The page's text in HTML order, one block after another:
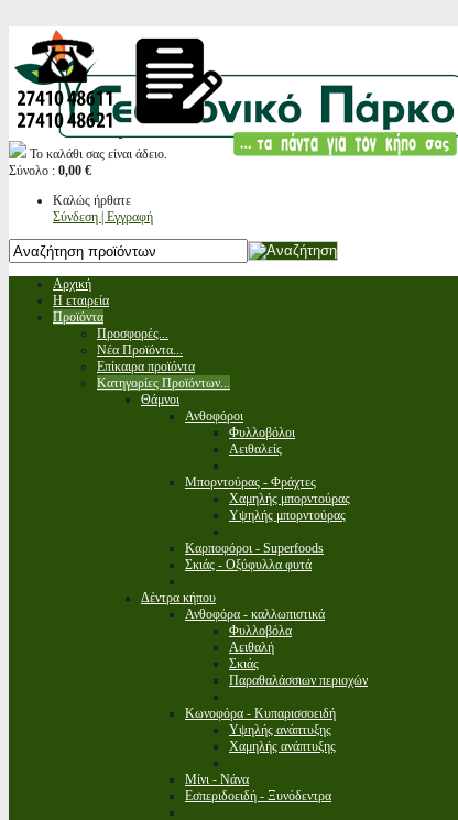
Το καλάθι σας είναι άδειο.
Σύνολο : 0,00 €
Καλώς ήρθατε
Σύνδεση | Εγγραφή
Αρχική
Η εταιρεία
Προϊόντα
Προσφορές...
Νέα Προϊόντα...
Επίκαιρα προϊόντα
Κατηγορίες Προϊόντων...
Θάμνοι
Ανθοφόροι
Φυλλοβόλοι
Αειθαλείς
Μπορντούρας - Φράχτες
Χαμηλής μπορντούρας
Υψηλής μπορντούρας
Καρποφόροι - Superfoods
Σκιάς - Οξύφυλλα φυτά
Δέντρα κήπου
Ανθοφόρα - καλλωπιστικά
Φυλλοβόλα
Αειθαλή
Σκιάς
Παραθαλάσσιων περιοχών
Κωνοφόρα - Κυπαρισσοειδή
Υψηλής ανάπτυξης
Χαμηλής ανάπτυξης
Μίνι - Νάνα
Εσπεριδοειδή - Ξυνόδεντρα